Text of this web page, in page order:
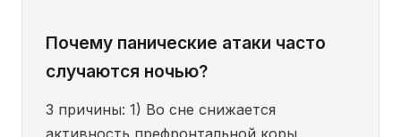
Почему панические атаки часто
случаются ночью?
3 причины: 1) Во сне снижается
активность префронтальной коры,